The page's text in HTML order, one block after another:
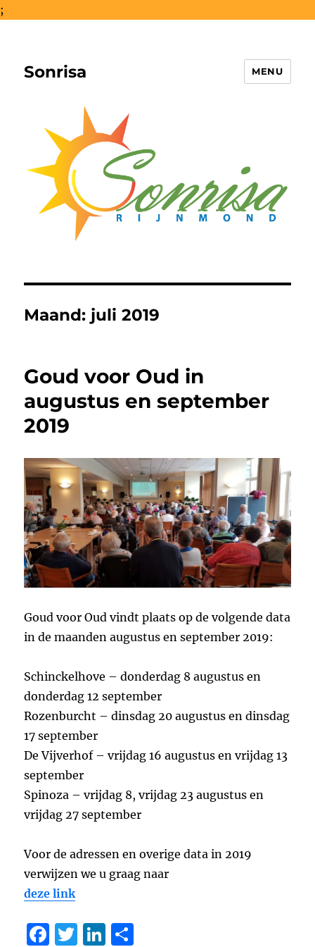
;
Sonrisa MENU
Maand: juli 2019
Goud voor Oud in
augustus en september
2019
Goud voor Oud vindt plaats op de volgende data
in de maanden augustus en september 2019:
Schinckelhove – donderdag 8 augustus en
donderdag 12 september
Rozenburcht – dinsdag 20 augustus en dinsdag
17 september
De Vijverhof – vrijdag 16 augustus en vrijdag 13
september
Spinoza – vrijdag 8, vrijdag 23 augustus en
vrijdag 27 september
Voor de adressen en overige data in 2019
verwijzen we u graag naar
deze link
F
T
Li